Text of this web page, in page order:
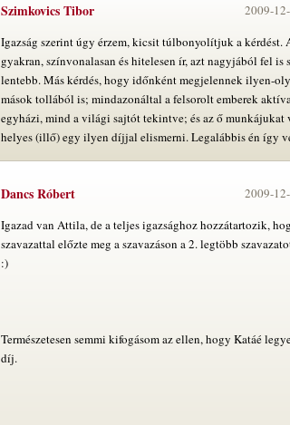
Szimkovics Tibor 2009-
Igazság szerint úgy érzem, kicsit túlbonyolítjuk a kérdést.
gyakran, színvonalasan és hitelesen ír, azt nagyjából fel is
lentebb. Más kérdés, hogy időnként megjelennek ilyen-
mások tollából is; mindazonáltal a felsorolt emberek
egyházi, mind a világi sajtót tekintve; és az ő munkájukat
helyes (illő) egy ilyen díjjal elismerni. Legalábbis én így
Dancs Róbert 2009-
Igazad van Attila, de a teljes igazsághoz hozzátartozik,
szavazattal előzte meg a szavazáson a 2. legtöbb
:)
Természetesen semmi kifogásom az ellen, hogy Katáé
díj.